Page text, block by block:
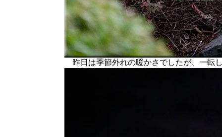
昨日は季節外れの暖かさでしたが、一転